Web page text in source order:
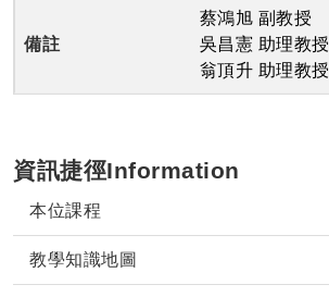
資訊捷徑Information
本位課程
教學知識地圖
蔡鴻旭 副教授
吳昌憲 助理教授
翁頂升 助理教授